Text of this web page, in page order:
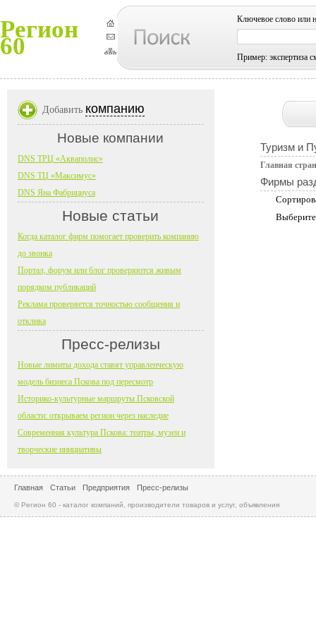
Регион
60
Ключевое слово или
Пример: экспертиза
Туризм и
Главная
Фирмы
Добавить компанию
Новые компании
DNS ТРЦ «Акваполис»
DNS ТЦ «Максимус»
DNS Яна Фабрициуса
Новые статьи
Когда каталог фирм помогает проверить компанию
до звонка
Портал, форум или блог проверяются живым
порядком публикаций
Реклама проверяется точностью сообщения и
отклика
Пресс-релизы
Новые лимиты дохода ставят управленческую
модель бизнеса Пскова под пересмотр
Историко-культурные маршруты Псковской
области: открываем регион через наследие
Современная культура Пскова: театры, музеи и
творческие инициативы
Главная Статьи Предприятия Пресс-релизы
© Регион 60 - каталог компаний, производители товаров и услуг, объявления